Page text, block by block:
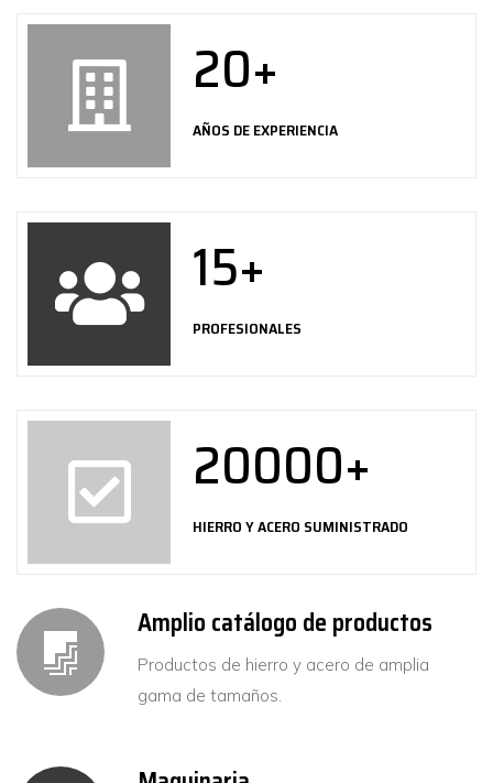
20+
AÑOS DE EXPERIENCIA
15+
PROFESIONALES
20000+
HIERRO Y ACERO SUMINISTRADO
Amplio catálogo de productos
Productos de hierro y acero de amplia
gama de tamaños.